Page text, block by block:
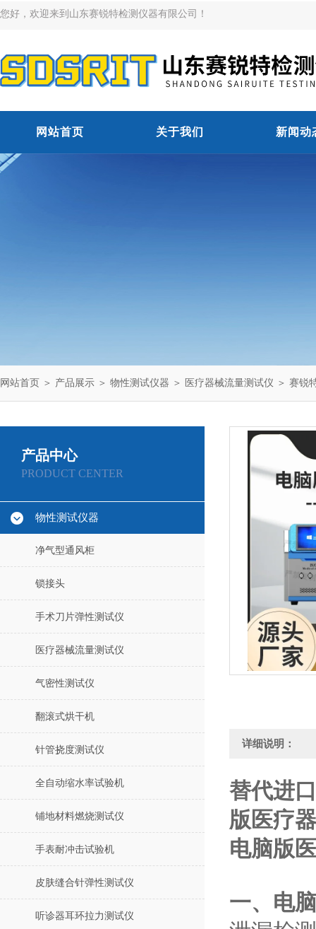
您好，欢迎来到山东赛锐特检测仪器有限公司！
网站首页 关于我们 新闻动
网站首页 ＞ 产品展示 ＞ 物性测试仪器 ＞ 医疗器械流量测试仪 ＞ 赛锐
产品中心
PRODUCT CENTER
物性测试仪器
净气型通风柜
锁接头
手术刀片弹性测试仪
医疗器械流量测试仪
气密性测试仪
翻滚式烘干机
针管挠度测试仪
全自动缩水率试验机
铺地材料燃烧测试仪
手表耐冲击试验机
皮肤缝合针弹性测试仪
听诊器耳环拉力测试仪
详细说明：
替代进
版医疗
电脑版
一、电